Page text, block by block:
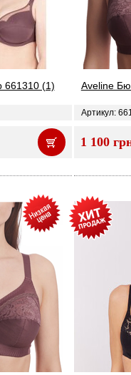
661310 (1) Aveline
Артикул:
1 100